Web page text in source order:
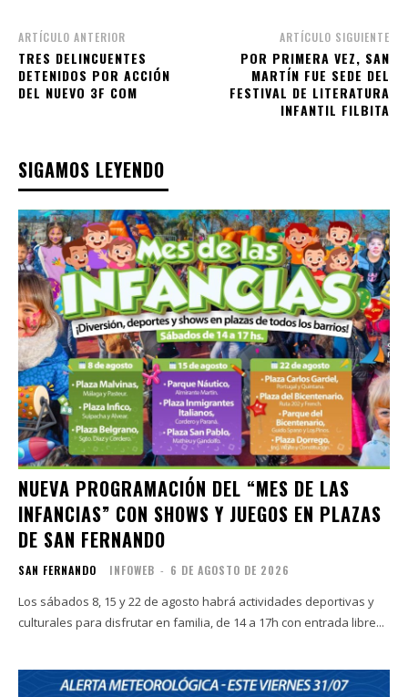
ARTÍCULO ANTERIOR
TRES DELINCUENTES
DETENIDOS POR ACCIÓN
DEL NUEVO 3F COM
ARTÍCULO SIGUIENTE
POR PRIMERA VEZ, SAN
MARTÍN FUE SEDE DEL
FESTIVAL DE LITERATURA
INFANTIL FILBITA
SIGAMOS LEYENDO
NUEVA PROGRAMACIÓN DEL “MES DE LAS
INFANCIAS” CON SHOWS Y JUEGOS EN PLAZAS
DE SAN FERNANDO
SAN FERNANDO INFOWEB - 6 DE AGOSTO DE 2026
Los sábados 8, 15 y 22 de agosto habrá actividades deportivas y
culturales para disfrutar en familia, de 14 a 17h con entrada libre...